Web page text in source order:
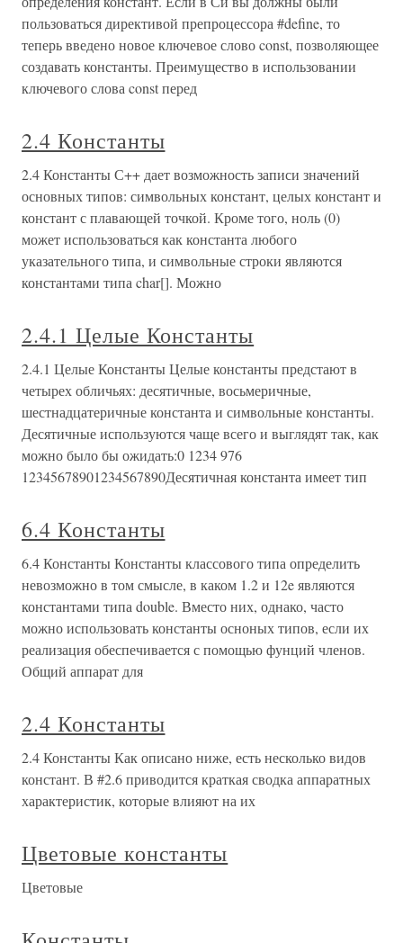
пользоваться директивой препроцессора #define, то
теперь введено новое ключевое слово const, позволяющее
создавать константы. Преимущество в использовании
ключевого слова const перед
2.4 Константы
2.4 Константы С++ дает возможность записи значений
основных типов: символьных констант, целых констант и
констант с плавающей точкой. Кроме того, ноль (0)
может использоваться как константа любого
указательного типа, и символьные строки являются
константами типа char[]. Можно
2.4.1 Целые Константы
2.4.1 Целые Константы Целые константы предстают в
четырех обличьях: десятичные, восьмеричные,
шестнадцатеричные константа и символьные константы.
Десятичные используются чаще всего и выглядят так, как
можно было бы ожидать:0 1234 976
12345678901234567890Десятичная константа имеет тип
6.4 Константы
6.4 Константы Константы классового типа определить
невозможно в том смысле, в каком 1.2 и 12e являются
константами типа double. Вместо них, однако, часто
можно использовать константы осноных типов, если их
реализация обеспечивается с помощью фунций членов.
Общий аппарат для
2.4 Константы
2.4 Константы Как описано ниже, есть несколько видов
констант. В #2.6 приводится краткая сводка аппаратных
характеристик, которые влияют на их
Цветовые константы
Цветовые